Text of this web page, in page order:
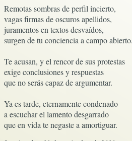
Remotas sombras de perfil incierto,
vagas firmas de oscuros apellidos,
juramentos en textos desvaídos,
surgen de tu conciencia a campo
Te acusan, y el rencor de sus protestas
exige conclusiones y respuestas
que no serás capaz de argumentar.
Ya es tarde, eternamente condenado
a escuchar el lamento desgarrado
que en vida te negaste a amortiguar.